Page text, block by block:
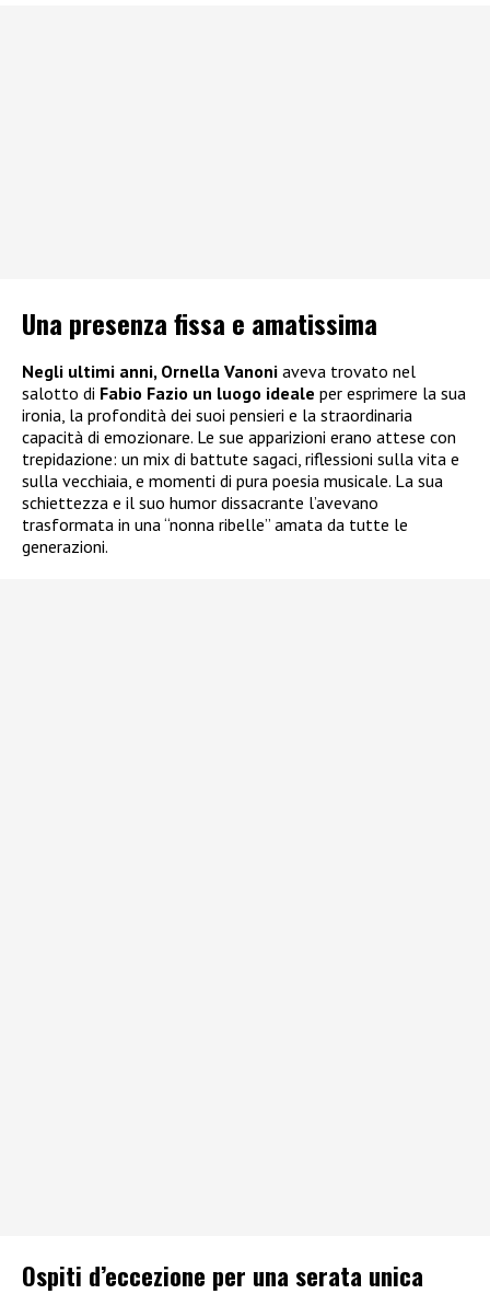
Una presenza fissa e amatissima
Negli ultimi anni, Ornella Vanoni aveva trovato nel
salotto di Fabio Fazio un luogo ideale per esprimere la sua
ironia, la profondità dei suoi pensieri e la straordinaria
capacità di emozionare. Le sue apparizioni erano attese con
trepidazione: un mix di battute sagaci, riflessioni sulla vita e
sulla vecchiaia, e momenti di pura poesia musicale. La sua
schiettezza e il suo humor dissacrante l’avevano
trasformata in una “nonna ribelle” amata da tutte le
generazioni.
Ospiti d’eccezione per una serata unica